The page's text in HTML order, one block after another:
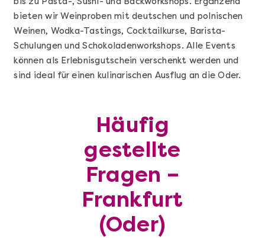
Geschenkbox 100€
bieten wir Weinproben mit deutschen und polnischen
Weinen, Wodka-Tastings, Cocktailkurse, Barista-
Schulungen und Schokoladenworkshops. Alle Events
können als Erlebnisgutschein verschenkt werden und
sind ideal für einen kulinarischen Ausflug an die Oder.
Häufig
gestellte
Fragen –
Frankfurt
(Oder)